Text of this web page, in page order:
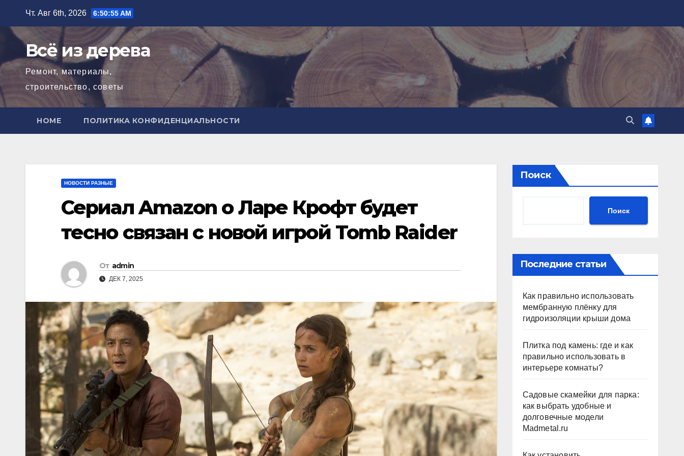
содержимому
Чт. Авг 6th, 2026 6:50:57 AM
Всё из дерева
Ремонт, материалы,
строительство, советы
HOME ПОЛИТИКА КОНФИДЕНЦИАЛЬНОСТИ
НОВОСТИ РАЗНЫЕ
Сериал Amazon о Ларе Крофт будет
тесно связан с новой игрой Tomb Raider
От admin
ДЕК 7, 2025
Поиск
Поиск
Последние статьи
Как правильно использовать
мембранную плёнку для
гидроизоляции крыши дома
Плитка под камень: где и как
правильно использовать в
интерьере комнаты?
Садовые скамейки для парка:
как выбрать удобные и
долговечные модели
Madmetal.ru